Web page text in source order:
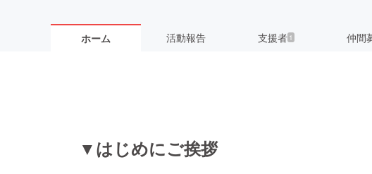
ホーム 活動報告 支援者 1 仲間
▼はじめにご挨拶